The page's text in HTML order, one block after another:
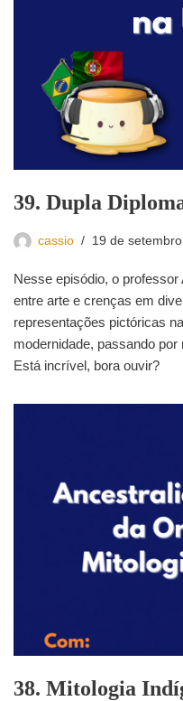
39. Dupla
cassio 19 de
Nesse episódio, o
entre arte e crenças em
representações pictóricas
modernidade, passando
Está incrível, bora ouvir?
38. Mitologia